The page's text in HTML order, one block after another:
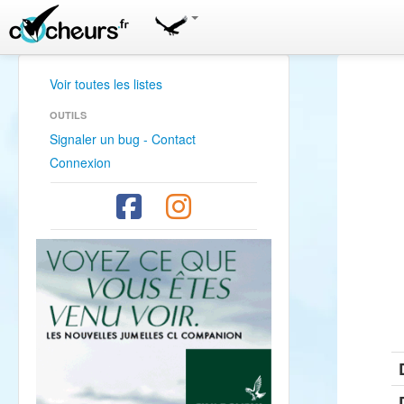
Voir toutes les listes
OUTILS
Signaler un bug - Contact
Connexion